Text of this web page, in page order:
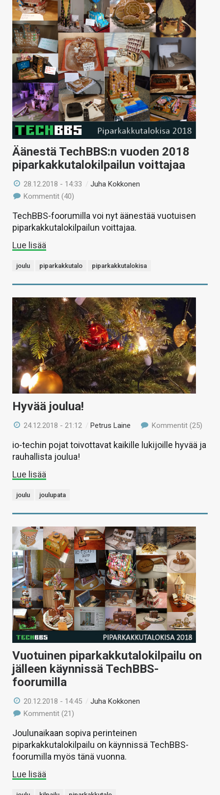
Äänestä TechBBS:n vuoden 2018
piparkakkutalokilpailun voittajaa
28.12.2018 - 14:33 /Juha Kokkonen
Kommentit (40)
TechBBS-foorumilla voi nyt äänestää vuotuisen
piparkakkutalokilpailun voittajaa.
Lue lisää
joulu piparkakkutalo piparkakkutalokisa
Hyvää joulua!
24.12.2018 - 21:12 /Petrus Laine Kommentit (25)
io-techin pojat toivottavat kaikille lukijoille hyvää ja
rauhallista joulua!
Lue lisää
joulu joulupata
Vuotuinen piparkakkutalokilpailu on
jälleen käynnissä TechBBS-
foorumilla
20.12.2018 - 14:45 /Juha Kokkonen
Kommentit (21)
Joulunaikaan sopiva perinteinen
piparkakkutalokilpailu on käynnissä TechBBS-
foorumilla myös tänä vuonna.
Lue lisää